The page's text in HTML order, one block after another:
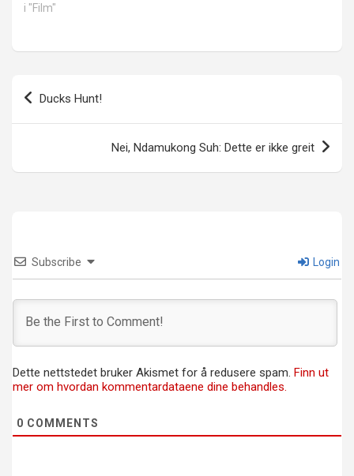
i "Film"
Innleggsnavigasjon
Ducks Hunt!
Nei, Ndamukong Suh: Dette er ikke greit
Subscribe Login
Dette nettstedet bruker Akismet for å redusere spam. Finn ut
mer om hvordan kommentardataene dine behandles.
0 COMMENTS